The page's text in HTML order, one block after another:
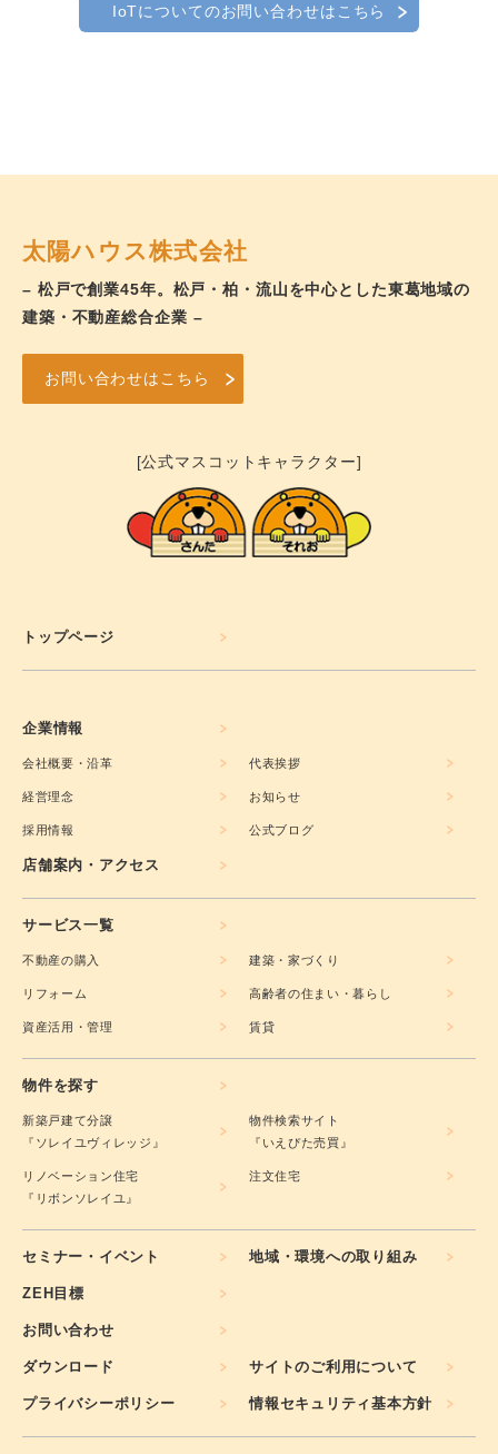
IoTについてのお問い合わせはこちら
太陽ハウス株式会社
– 松戸で創業45年。松戸・柏・流山を中心とした東葛地域の
建築・不動産総合企業 –
お問い合わせはこちら
[公式マスコットキャラクター]
トップページ
企業情報
会社概要・沿革 代表挨拶
経営理念 お知らせ
採用情報 公式ブログ
店舗案内・アクセス
サービス一覧
不動産の購入 建築・家づくり
リフォーム 高齢者の住まい・暮らし
資産活用・管理 賃貸
物件を探す
新築戸建て分譲
『ソレイユヴィレッジ』
物件検索サイト
『いえぴた売買』
リノベーション住宅
『リボンソレイユ』
注文住宅
セミナー・イベント 地域・環境への取り組み
ZEH目標
お問い合わせ
ダウンロード サイトのご利用について
プライバシーポリシー 情報セキュリティ基本方針